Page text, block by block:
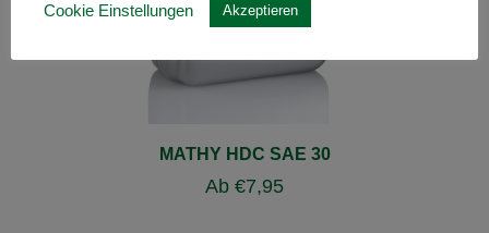
MATHY HDC SAE 30
Ab €7,95
Cookie Einstellungen Akzeptieren